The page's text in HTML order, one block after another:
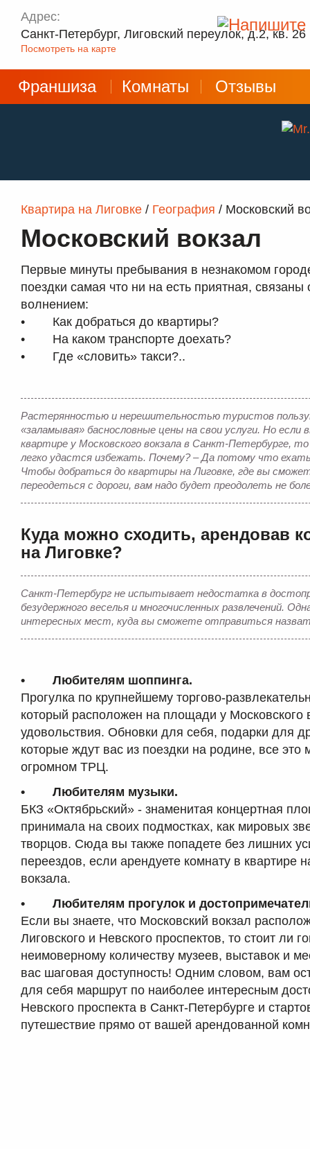
Франшиза Комнаты Отзывы
Адрес:
Санкт-Петербург, Лиговский переулок, д.2, кв. 26
Посмотреть на карте
Квартира на Лиговке / География / Московский
Московский вокзал
Первые минуты пребывания в незнакомом
поездки самая что ни на есть приятная, связаны
волнением:
• Как добраться до квартиры?
• На каком транспорте доехать?
• Где «словить» такси?..
Растерянностью и нерешительностью туристов
«заламывая» баснословные цены на свои услуги. Но
квартире у Московского вокзала в Санкт-Петербурге,
легко удастся избежать. Почему? – Да потому что
Чтобы добраться до квартиры на Лиговке, где вы
переодеться с дороги, вам надо будет преодолеть не
Куда можно сходить, арендовав
на Лиговке?
Санкт-Петербург не испытывает недостатка в
безудержного веселья и многочисленных развлечений.
интересных мест, куда вы сможете отправиться
• Любителям шоппинга.
Прогулка по крупнейшему торгово-
который расположен на площади у Московского
удовольствия. Обновки для себя, подарки для
которые ждут вас из поездки на родине, все это
огромном ТРЦ.
• Любителям музыки.
БКЗ «Октябрьский» - знаменитая концертная
принимала на своих подмостках, как мировых
творцов. Сюда вы также попадете без лишних
переездов, если арендуете комнату в квартире
вокзала.
• Любителям прогулок и
Если вы знаете, что Московский вокзал
Лиговского и Невского проспектов, то стоит ли
неимоверному количеству музеев, выставок и
вас шаговая доступность! Одним словом, вам
для себя маршрут по наиболее интересным
Невского проспекта в Санкт-Петербурге и
путешествие прямо от вашей арендованной
Мы в сети, напишите нам!